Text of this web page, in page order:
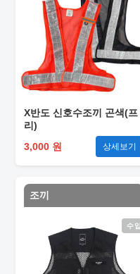
X반도 신호수조끼 곤색(프
리)
3,000 원
상세보기
조끼
수입